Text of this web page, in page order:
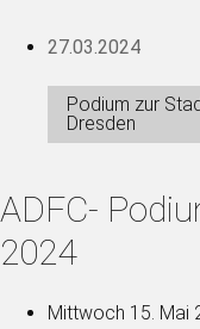
27.03.2024
Podium zur
Dresden
ADFC-
2024
Mittwoch 15. Mai